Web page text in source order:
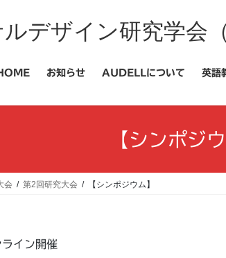
デザイン研究学会
お知らせ AUDELLについて 英語
【シンポジウ
会 第2回研究大会 【シンポジウム】
イン開催